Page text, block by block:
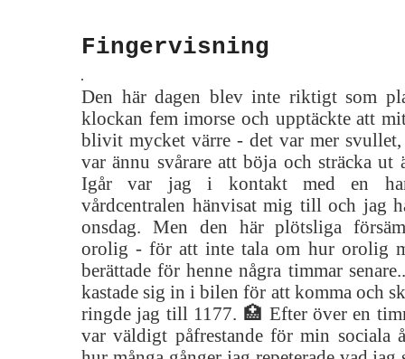
Fingervisning
Den här dagen blev inte riktigt som
klockan fem imorse och upptäckte att
blivit mycket värre - det var mer
var ännu svårare att böja och sträcka
Igår var jag i kontakt med en
vårdcentralen hänvisat mig till och jag
onsdag. Men den här plötsliga
orolig - för att inte tala om hur orolig
berättade för henne några timmar
kastade sig in i bilen för att komma och
ringde jag till 1177. 🏥 Efter över en
var väldigt påfrestande för min sociala